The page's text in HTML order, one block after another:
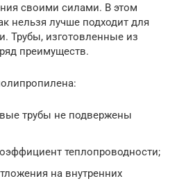
своими силами. В этом
нельзя лучше подходит для
Трубы, изготовленные из
преимуществ.
трубы не подвержены
теплопроводности;
на внутренних